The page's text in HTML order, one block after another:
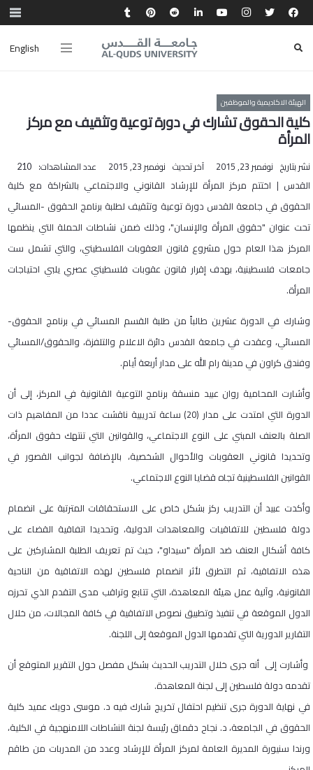
English
الهيئة الاكاديمية والموظفين
كلية الحقوق تشارك في دورة توعية وتثقيف مع مركز
المرأة
نشر بتاريخ نوفمبر 23, 2015 آخر تحديث نوفمبر 23, 2015 عدد المشاهدات: 210
القدس | اختتم مركز المرأة للإرشاد القانوني والاجتماعي بالشراكة مع كلية
الحقوق في جامعة القدس دورة توعية وتثقيف لطلبة برنامج الحقوق -المسائي
تحت عنوان "حقوق المرأة والإنسان"، وذلك ضمن نشاطات الحملة التي ينظمها
المركز هذا العام حول مشروع قانون العقوبات الفلسطيني، والتي تشمل ست
جامعات فلسطينية، بهدف إقرار قانون عقوبات فلسطيني عصري يلبي احتياجات
المرأة.
وشارك في الدورة عشرين طالباً من طلبة القسم المسائي في برنامج الحقوق-
المسائي، وعقدت في جامعة القدس دائرة الاعلام والتلفزة، والحقوق/المسائي
وفندق كراون في مدينة رام الله على مدار أربعة أيام.
وأشارت المحامية روان عبيد منسقة برنامج التوعية القانونية في المركز، إلى أن
الدورة التي امتدت على مدار (20) ساعة تدريبية ناقشت عددا من المفاهيم ذات
الصلة بالعنف المبني على النوع الاجتماعي، والقوانين التي تنتهك حقوق المرأة،
وتحديدا قانوني العقوبات والأحوال الشخصية، بالإضافة لجوانب القصور في
القوانين الفلسطينية تجاه قضايا النوع الاجتماعي.
وأكدت عبيد أن التدريب ركز بشكل خاص على الاستحقاقات المترتبة على انضمام
دولة فلسطين للاتفاقيات والمعاهدات الدولية، وتحديدا اتفاقية القضاء على
كافة أشكال العنف ضد المرأة "سيداو"، حيث تم تعريف الطلبة المشاركين على
هذه الاتفاقية، ثم التطرق لأثر انضمام فلسطين لهذه الاتفاقية من الناحية
القانونية، وآلية عمل هيئة المعاهدة، التي تتابع وتراقب مدى التقدم الذي تحرزه
الدول الموقعة في تنفيذ وتطبيق نصوص الاتفاقية في كافة المجالات، من خلال
التقارير الدورية التي تقدمها الدول الموقعة إلى اللجنة.
وأشارت إلى أنه جرى خلال التدريب الحديث بشكل مفصل حول التقرير المتوقع أن
تقدمه دولة فلسطين إلى لجنة المعاهدة.
في نهاية الدورة جرى تنظيم احتفال تخريج شارك فيه د. موسى دويك عميد كلية
الحقوق في الجامعة، د. نجاح دقماق رئيسة لجنة النشاطات اللامنهجية في الكلية،
ورندا سنيورة المديرة العامة لمركز المرأة للإرشاد وعدد من المدربات من طاقم